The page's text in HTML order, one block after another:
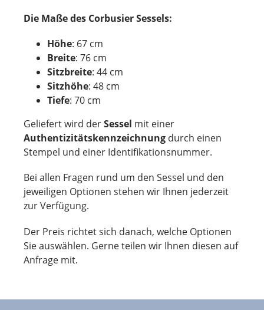
Die Maße des Corbusier Sessels:
Höhe: 67 cm
Breite: 76 cm
Sitzbreite: 44 cm
Sitzhöhe: 48 cm
Tiefe: 70 cm
Geliefert wird derSessel mit einer
Authentizitätskennzeichnung durch einen
Stempel und einer Identifikationsnummer.
Bei allen Fragen rund um den Sessel und den
jeweiligen Optionen stehen wir Ihnen jederzeit
zur Verfügung.
Der Preis richtet sich danach, welche Optionen
Sie auswählen. Gerne teilen wir Ihnen diesen auf
Anfrage mit.